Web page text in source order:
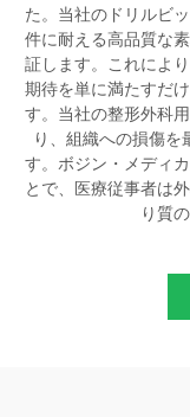
た。当社のドリルビ
件に耐える高品質な
証します。これによ
期待を単に満たすだ
す。当社の整形外科
り、組織への損傷を
す。ボジン・メディ
とで、医療従事者は
り質